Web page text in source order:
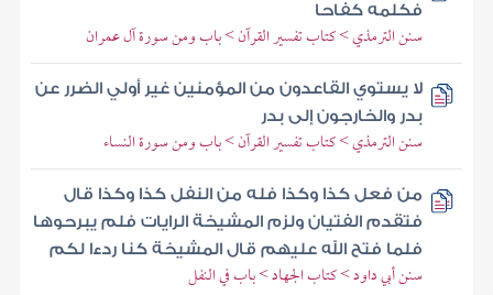
فكلمه كفاحا
سنن الترمذي > كتاب تفسير القرآن > باب ومن سورة آل عمران
لا يستوي القاعدون من المؤمنين غير أولي الضرر عن
بدر والخارجون إلى بدر
سنن الترمذي > كتاب تفسير القرآن > باب ومن سورة النساء
من فعل كذا وكذا فله من النفل كذا وكذا قال
فتقدم الفتيان ولزم المشيخة الرايات فلم يبرحوها
فلما فتح الله عليهم قال المشيخة كنا ردءا لكم
سنن أبي داود > كتاب الجهاد > باب في النفل